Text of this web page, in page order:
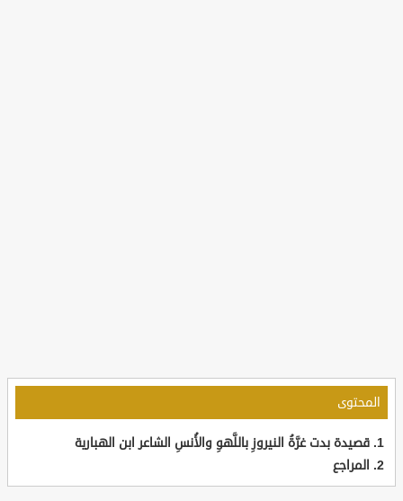
المحتوى
قصيدة بدت غرَّةُ النيروزِ باللَّهوِ والأُنسِ الشاعر ابن الهبارية
المراجع